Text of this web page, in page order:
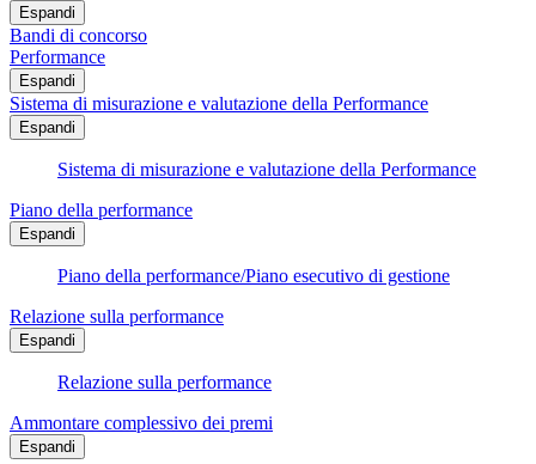
Espandi
Bandi di concorso
Performance
Espandi
Sistema di misurazione e valutazione della Performance
Espandi
Sistema di misurazione e valutazione della Performance
Piano della performance
Espandi
Piano della performance/Piano esecutivo di gestione
Relazione sulla performance
Espandi
Relazione sulla performance
Ammontare complessivo dei premi
Espandi